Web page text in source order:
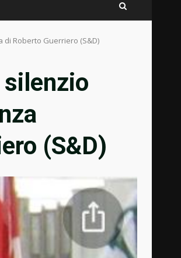
Roberto Guerriero (S&D)
(S&D)